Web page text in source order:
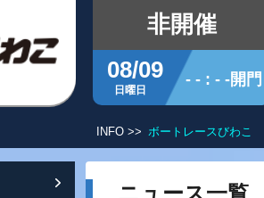
非開催
08/09
日曜日
- - : - -開門
シリーズインデックス
開催日程
交通ガイド
INFO >> ボートレースびわこ
ニュース一覧